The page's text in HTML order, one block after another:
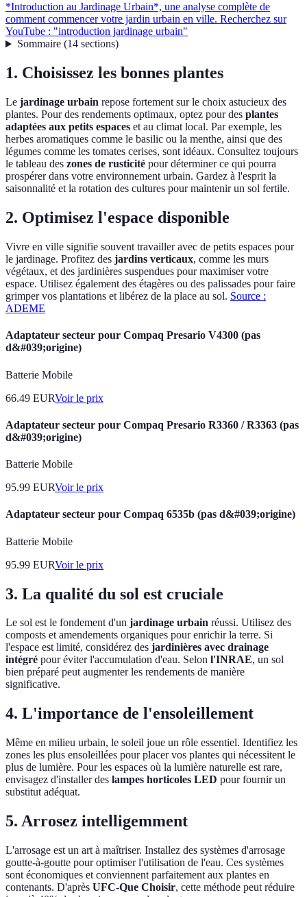
*Introduction au Jardinage Urbain*, une analyse complète de
comment commencer votre jardin urbain en ville. Recherchez sur
YouTube : "introduction jardinage urbain"
Sommaire(14 sections)
1. Choisissez les bonnes plantes
Le jardinage urbain repose fortement sur le choix astucieux des
plantes. Pour des rendements optimaux, optez pour des plantes
adaptées aux petits espaces et au climat local. Par exemple, les
herbes aromatiques comme le basilic ou la menthe, ainsi que des
légumes comme les tomates cerises, sont idéaux. Consultez toujours
le tableau des zones de rusticité pour déterminer ce qui pourra
prospérer dans votre environnement urbain. Gardez à l'esprit la
saisonnalité et la rotation des cultures pour maintenir un sol fertile.
2. Optimisez l'espace disponible
Vivre en ville signifie souvent travailler avec de petits espaces pour
le jardinage. Profitez des jardins verticaux, comme les murs
végétaux, et des jardinières suspendues pour maximiser votre
espace. Utilisez également des étagères ou des palissades pour faire
grimper vos plantations et libérez de la place au sol. Source :
ADEME
Adaptateur secteur pour Compaq Presario V4300 (pas
d&#039;origine)
Batterie Mobile
66.49 EURVoir le prix
Adaptateur secteur pour Compaq Presario R3360 / R3363 (pas
d&#039;origine)
Batterie Mobile
95.99 EURVoir le prix
Adaptateur secteur pour Compaq 6535b (pas d&#039;origine)
Batterie Mobile
95.99 EURVoir le prix
3. La qualité du sol est cruciale
Le sol est le fondement d'un jardinage urbain réussi. Utilisez des
composts et amendements organiques pour enrichir la terre. Si
l'espace est limité, considérez des jardinières avec drainage
intégré pour éviter l'accumulation d'eau. Selon l'INRAE, un sol
bien préparé peut augmenter les rendements de manière
significative.
4. L'importance de l'ensoleillement
Même en milieu urbain, le soleil joue un rôle essentiel. Identifiez les
zones les plus ensoleillées pour placer vos plantes qui nécessitent le
plus de lumière. Pour les espaces où la lumière naturelle est rare,
envisagez d'installer des lampes horticoles LED pour fournir un
substitut adéquat.
5. Arrosez intelligemment
L'arrosage est un art à maîtriser. Installez des systèmes d'arrosage
goutte-à-goutte pour optimiser l'utilisation de l'eau. Ces systèmes
sont économiques et conviennent parfaitement aux plantes en
contenants. D'après UFC-Que Choisir, cette méthode peut réduire